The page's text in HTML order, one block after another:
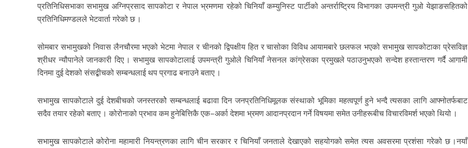
प्रतिनिधिसभाका सभामुख अग्निप्रसाद सापकोटा र नेपाल भ्रमणमा रहेको चिनियाँ कम्युनिस्ट पार्टीको अन्तर्राष्ट्रिय विभागका उपमन्त्री गुओ येझाङसहितको
प्रतिनिधिमण्डलले भेटवार्ता गरेको छ ।
सोमबार सभामुखको निवास लैनचौरमा भएको भेटमा नेपाल र चीनको द्विपक्षीय हित र चासोका विविध आयामबारे छलफल भएको सभामुख सापकोटाका प्रेसविज्ञ
श्रीधर न्यौपानेले जानकारी दिए । सभामुख सापकोटालाई उपमन्त्री गुओले चिनियाँ नेसनल कांग्रेसका प्रमुखले पठाउनुभएको सन्देश हस्तान्तरण गर्दै आगामी
दिनमा दुई देशको संसद्बीचको सम्बन्धलाई थप प्रगाढ बनाउने बताए ।
सभामुख सापकोटाले दुई देशबीचको जनस्तरकोे सम्बन्धलाई बढावा दिन जनप्रतिनिधिमूलक संस्थाको भूमिका महत्वपूर्ण हुने भन्दै त्यसका लागि आफ्नोतर्फबाट
सदैव तयार रहेको बताए । कोरोनाको प्रभाव कम हुनेबित्तिकै एक–अर्का देशमा भ्रमण आदानप्रदान गर्ने विषयमा समेत उनीहरूबीच विचारविमर्श भएको थियो ।
सभामुख सापकोटाले कोरोना महामारी नियन्त्रणका लागि चीन सरकार र चिनियाँ जनताले देखाएको सहयोगको समेत त्यस अवसरमा प्रशंसा गरेको छ ।नयाँ